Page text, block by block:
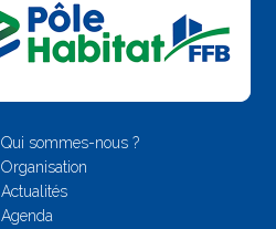
Qui sommes-nous ?
Organisation
Actualités
Agenda